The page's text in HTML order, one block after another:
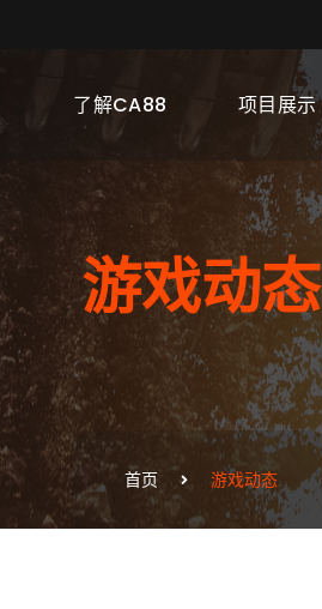
了解CA88 项目展示
游戏动态
首页 游戏动态